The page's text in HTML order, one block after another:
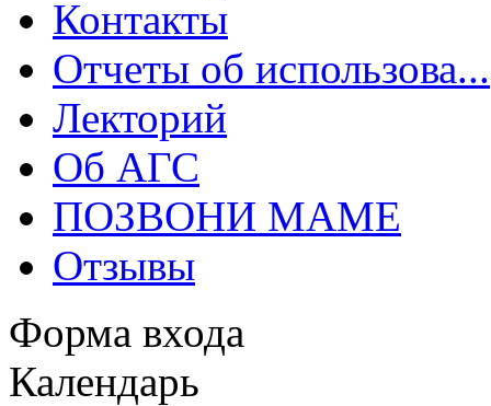
Контакты
Отчеты об использова...
Лекторий
Об АГС
ПОЗВОНИ МАМЕ
Отзывы
Форма входа
Календарь